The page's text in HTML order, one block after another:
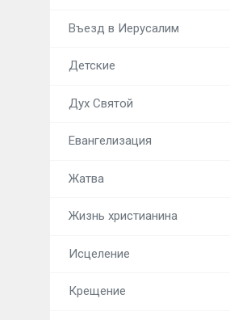
Въезд в Иерусалим
Детские
Дух Святой
Евангелизация
Жатва
Жизнь христианина
Исцеление
Крещение